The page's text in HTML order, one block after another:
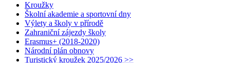
Kroužky
Školní akademie a sportovní dny
Výlety a školy v přírodě
Zahraniční zájezdy školy
Erasmus+ (2018-2020)
Národní plán obnovy
Turistický kroužek 2025/2026 >>